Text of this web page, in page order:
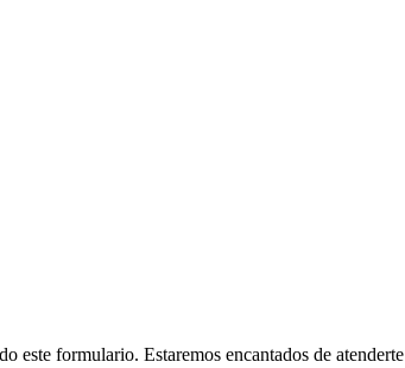
este formulario. Estaremos encantados de atenderte